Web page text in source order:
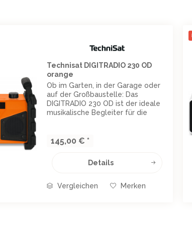
SPIEGEL
FERNBEDIENUNGEN
AUDIO
RADIO
ZUBEHÖR
PANASONIC
TV GERÄTE
Technisat DIGITRADIO 230 OD
orange
Ob im Garten, in der Garage oder
auf der Großbaustelle: Das
DIGITRADIO 230 OD ist der ideale
musikalische Begleiter für die
herausfordernde
145,00 € *
Details
Vergleichen Merken